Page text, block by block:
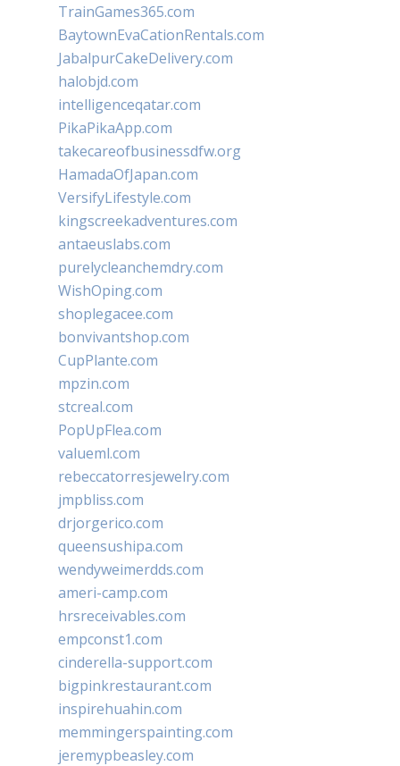
TrainGames365.com
BaytownEvaCationRentals.com
JabalpurCakeDelivery.com
halobjd.com
intelligenceqatar.com
PikaPikaApp.com
takecareofbusinessdfw.org
HamadaOfJapan.com
VersifyLifestyle.com
kingscreekadventures.com
antaeuslabs.com
purelycleanchemdry.com
WishOping.com
shoplegacee.com
bonvivantshop.com
CupPlante.com
mpzin.com
stcreal.com
PopUpFlea.com
valueml.com
rebeccatorresjewelry.com
jmpbliss.com
drjorgerico.com
queensushipa.com
wendyweimerdds.com
ameri-camp.com
hrsreceivables.com
empconst1.com
cinderella-support.com
bigpinkrestaurant.com
inspirehuahin.com
memmingerspainting.com
jeremypbeasley.com